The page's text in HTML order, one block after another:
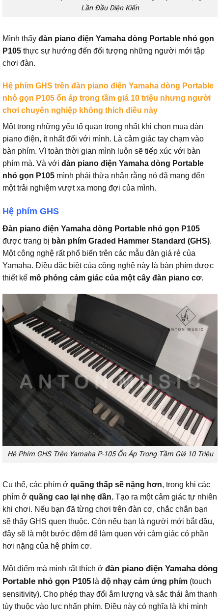
Lần Đầu Diện Kiến
Mình thấy đàn piano điện Yamaha dòng Portable nhỏ gọn
P105 thực sự hướng đến đối tượng những người mới tập
chơi đàn.
Hệ phím GHS trên đàn piano điện Yamaha dòng Portable
nhỏ gọn P105 ổn áp trong tầm giá 10 triệu nhưng người
chơi chuyên nghiệp không thích điều này
Một trong những yếu tố quan trọng nhất khi chọn mua đàn
piano điện, ít nhất đối với mình. Là cảm giác tay chạm vào
bàn phím. Vì toàn thời gian mình luôn sẽ tiếp xúc với bàn
phím mà. Và với đàn piano điện Yamaha dòng Portable
nhỏ gọn P105 mình phải thừa nhận rằng nó đã mang đến
một trải nghiệm vượt xa mong đợi của mình.
Hệ phím GHS
Đàn piano điện Yamaha dòng Portable nhỏ gọn P105
được trang bị bàn phím Graded Hammer Standard (GHS).
Một công nghệ rất phổ biến trên các mẫu đàn giá rẻ của
Yamaha. Điều đặc biệt của công nghệ này là bàn phím được
thiết kế mô phỏng cảm giác của một cây đàn piano cơ.
Hệ Phím GHS Trên Yamaha P-105 Ổn Áp Trong Tầm Giá 10 Triệu
Cụ thể, các phím ở quãng thấp sẽ nặng hơn, trong khi các
phím ở quãng cao lại nhẹ dần. Tạo ra một cảm giác tự nhiên
khi chơi. Nếu bạn đã từng chơi trên đàn cơ, chắc chắn bạn
sẽ thấy GHS quen thuộc. Còn nếu bạn là người mới bắt đầu,
đây sẽ là một bước đệm để làm quen với cảm giác có phần
hơi nặng của hệ phím cơ.
Một điểm mà mình rất thích ở đàn piano điện Yamaha dòng
Portable nhỏ gọn P105 là độ nhạy cảm ứng phím (touch
sensitivity). Cho phép thay đổi âm lượng và sắc thái âm thanh
tùy thuộc vào lực nhấn phím. Điều này có nghĩa là khi mình